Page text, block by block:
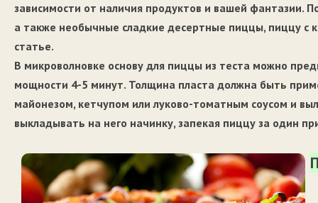
зависимости от наличия продуктов и вашей фантазии.
а также необычные сладкие десертные пиццы, пиццу с
статье.
В микроволновке основу для пиццы из теста можно
мощности 4-5 минут. Толщина пласта должна быть
майонезом, кетчупом или луково-томатным соусом и
выкладывать на него начинку, запекая пиццу за один